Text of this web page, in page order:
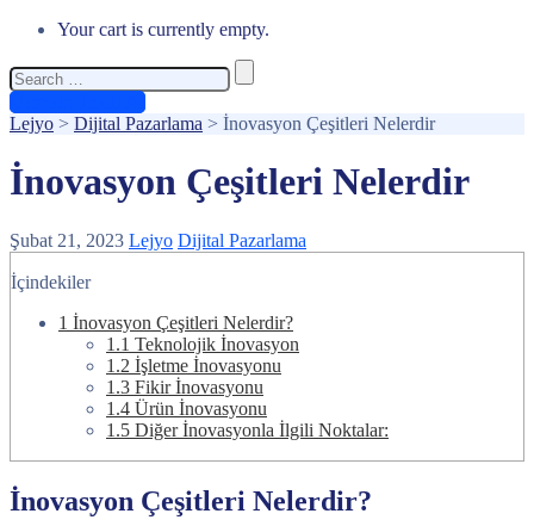
Your cart is currently empty.
Search
for:
Lejyo > Dijital Pazarlama > İnovasyon Çeşitleri Nelerdir
İnovasyon Çeşitleri Nelerdir
Şubat 21, 2023 Lejyo Dijital Pazarlama
İçindekiler
1 İnovasyon Çeşitleri Nelerdir?
1.1 Teknolojik İnovasyon
1.2 İşletme İnovasyonu
1.3 Fikir İnovasyonu
1.4 Ürün İnovasyonu
1.5 Diğer İnovasyonla İlgili Noktalar:
İnovasyon Çeşitleri Nelerdir?